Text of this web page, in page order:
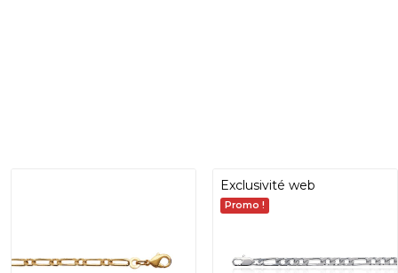
Exclusivité web
Promo !